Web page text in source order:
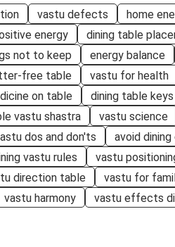
vastu defects home
energy dining table
not to keep energy balance
free table vastu for health
on table dining table keys
vastu shastra vastu science
dos and don'ts
avoid
vastu rules vastu
direction table vastu for
vastu harmony
vastu effects